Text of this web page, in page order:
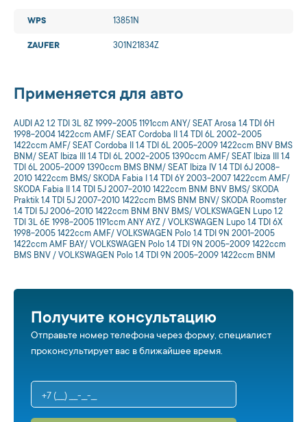
WPS 13851N
ZAUFER 301N21834Z
Применяется для авто
AUDI A2 1.2 TDI 3L 8Z 1999-2005 1191ccm ANY/ SEAT Arosa 1.4 TDI 6H
1998-2004 1422ccm AMF/ SEAT Cordoba II 1.4 TDI 6L 2002-2005
1422ccm AMF/ SEAT Cordoba II 1.4 TDI 6L 2005-2009 1422ccm BNV BMS
BNM/ SEAT Ibiza III 1.4 TDI 6L 2002-2005 1390ccm AMF/ SEAT Ibiza III 1.4
TDI 6L 2005-2009 1390ccm BMS BNM/ SEAT Ibiza IV 1.4 TDI 6J 2008-
2010 1422ccm BMS/ SKODA Fabia I 1.4 TDI 6Y 2003-2007 1422ccm AMF/
SKODA Fabia II 1.4 TDI 5J 2007-2010 1422ccm BNM BNV BMS/ SKODA
Praktik 1.4 TDI 5J 2007-2010 1422ccm BMS BNM BNV/ SKODA Roomster
1.4 TDI 5J 2006-2010 1422ccm BNM BNV BMS/ VOLKSWAGEN Lupo 1.2
TDI 3L 6E 1998-2005 1191ccm ANY AYZ / VOLKSWAGEN Lupo 1.4 TDI 6X
1998-2005 1422ccm AMF/ VOLKSWAGEN Polo 1.4 TDI 9N 2001-2005
1422ccm AMF BAY/ VOLKSWAGEN Polo 1.4 TDI 9N 2005-2009 1422ccm
BMS BNV / VOLKSWAGEN Polo 1.4 TDI 9N 2005-2009 1422ccm BNM
Получите консультацию
Отправьте номер телефона через форму, специалист
проконсультирует вас в ближайшее время.